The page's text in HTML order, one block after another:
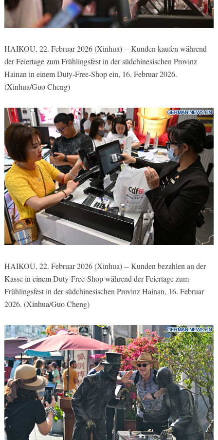
HAIKOU, 22. Februar 2026 (Xinhua) -- Kunden kaufen während
der Feiertage zum Frühlingsfest in der südchinesischen Provinz
Hainan in einem Duty-Free-Shop ein, 16. Februar 2026.
(Xinhua/Guo Cheng)
HAIKOU, 22. Februar 2026 (Xinhua) -- Kunden bezahlen an der
Kasse in einem Duty-Free-Shop während der Feiertage zum
Frühlingsfest in der südchinesischen Provinz Hainan, 16. Februar
2026. (Xinhua/Guo Cheng)